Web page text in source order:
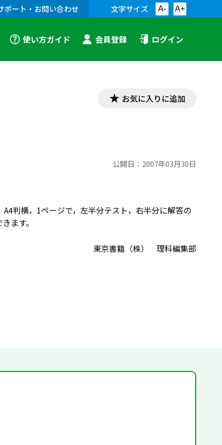
ポート・お問い合わせ 文字サイズ A- A+
使い方ガイド 会員登録 ログイン
お気に入りに追加
公開日： 2007年03月30日
判横，1ページで，左半分テスト，右半分に解答の
ます。
東京書籍（株） 理科編集部